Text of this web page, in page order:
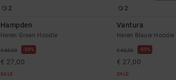
2
Hampden
Heren Groen Hoodie
€ 60,00 55%
€ 27,00
SALE
2
Vantura
Heren Blauw Hoodie
€ 60,00 55%
€ 27,00
SALE